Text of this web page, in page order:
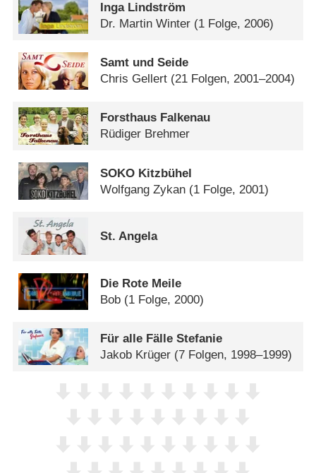
Inga Lindström
Dr. Martin Winter (1 Folge, 2006)
Samt und Seide
Chris Gellert (21 Folgen, 2001–2004)
Forsthaus Falkenau
Rüdiger Brehmer
SOKO Kitzbühel
Wolfgang Zykan (1 Folge, 2001)
St. Angela
Die Rote Meile
Bob (1 Folge, 2000)
Für alle Fälle Stefanie
Jakob Krüger (7 Folgen, 1998–1999)